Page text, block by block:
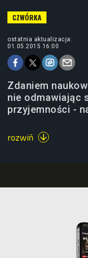
ostatnia aktualizacja:
01.05.2015 16:00
Zdaniem
nie odmawiając
przyjemności -
rozwiń 